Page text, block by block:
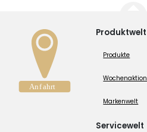
Produktwelt
Produkte
Wochenaktion
Markenwelt
Servicewelt